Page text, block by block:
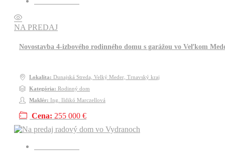
NA PREDAJ
Novostavba 4-izbového rodinného domu s garážou vo Veľkom
Lokalita: Dunajská Streda, Velký Meder, Trnavský kraj
Kategória: Rodinný dom
Maklér: Ing. Ildikó Marczellová
Cena: 255 000 €